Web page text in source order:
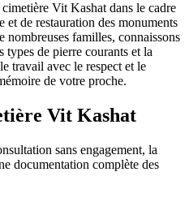
Vit Kashat dans le cadre
et de restauration des monuments
nombreuses familles, connaissons
types de pierre courants et la
travail avec le respect et le
de votre proche.
Vit Kashat
sans engagement, la
documentation complète des